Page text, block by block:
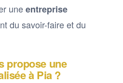
uneentreprise
du savoir-faire et du
propose une
à Pia ?